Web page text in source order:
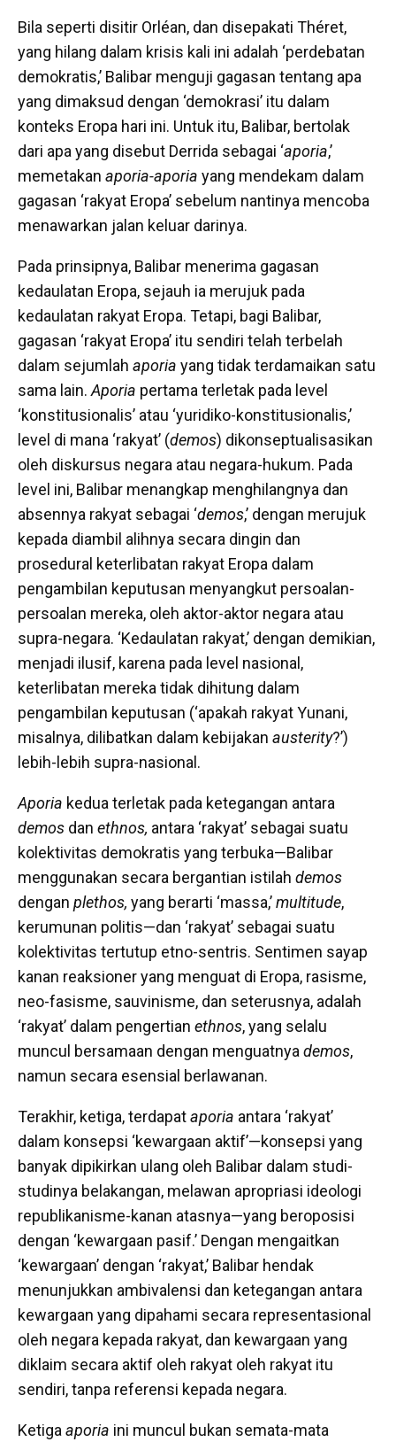
Bila seperti disitir Orléan, dan disepakati Théret,
yang hilang dalam krisis kali ini adalah ‘perdebatan
demokratis,’ Balibar menguji gagasan tentang apa
yang dimaksud dengan ‘demokrasi’ itu dalam
konteks Eropa hari ini. Untuk itu, Balibar, bertolak
dari apa yang disebut Derrida sebagai ‘aporia,’
memetakan aporia-aporia yang mendekam dalam
gagasan ‘rakyat Eropa’ sebelum nantinya mencoba
menawarkan jalan keluar darinya.
Pada prinsipnya, Balibar menerima gagasan
kedaulatan Eropa, sejauh ia merujuk pada
kedaulatan rakyat Eropa. Tetapi, bagi Balibar,
gagasan ‘rakyat Eropa’ itu sendiri telah terbelah
dalam sejumlah aporia yang tidak terdamaikan satu
sama lain.Aporia pertama terletak pada level
‘konstitusionalis’ atau ‘yuridiko-konstitusionalis,’
level di mana ‘rakyat’ (demos) dikonseptualisasikan
oleh diskursus negara atau negara-hukum. Pada
level ini, Balibar menangkap menghilangnya dan
absennya rakyat sebagai ‘demos,’ dengan merujuk
kepada diambil alihnya secara dingin dan
prosedural keterlibatan rakyat Eropa dalam
pengambilan keputusan menyangkut persoalan-
persoalan mereka, oleh aktor-aktor negara atau
supra-negara. ‘Kedaulatan rakyat,’ dengan demikian,
menjadi ilusif, karena pada level nasional,
keterlibatan mereka tidak dihitung dalam
pengambilan keputusan (‘apakah rakyat Yunani,
misalnya, dilibatkan dalam kebijakan austerity?’)
lebih-lebih supra-nasional.
Aporia kedua terletak pada ketegangan antara
demos dan ethnos, antara ‘rakyat’ sebagai suatu
kolektivitas demokratis yang terbuka—Balibar
menggunakan secara bergantian istilah demos
dengan plethos, yang berarti ‘massa,’multitude,
kerumunan politis—dan ‘rakyat’ sebagai suatu
kolektivitas tertutup etno-sentris. Sentimen sayap
kanan reaksioner yang menguat di Eropa, rasisme,
neo-fasisme, sauvinisme, dan seterusnya, adalah
‘rakyat’ dalam pengertian ethnos, yang selalu
muncul bersamaan dengan menguatnyademos,
namun secara esensial berlawanan.
Terakhir, ketiga, terdapataporia antara ‘rakyat’
dalam konsepsi ‘kewargaan aktif’—konsepsi yang
banyak dipikirkan ulang oleh Balibar dalam studi-
studinya belakangan, melawan apropriasi ideologi
republikanisme-kanan atasnya—yang beroposisi
dengan ‘kewargaan pasif.’ Dengan mengaitkan
‘kewargaan’ dengan ‘rakyat,’ Balibar hendak
menunjukkan ambivalensi dan ketegangan antara
kewargaan yang dipahami secara representasional
oleh negara kepada rakyat, dan kewargaan yang
diklaim secara aktif oleh rakyat oleh rakyat itu
sendiri, tanpa referensi kepada negara.
Ketigaaporia ini muncul bukan semata-mata